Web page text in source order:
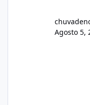
Agosto 5,